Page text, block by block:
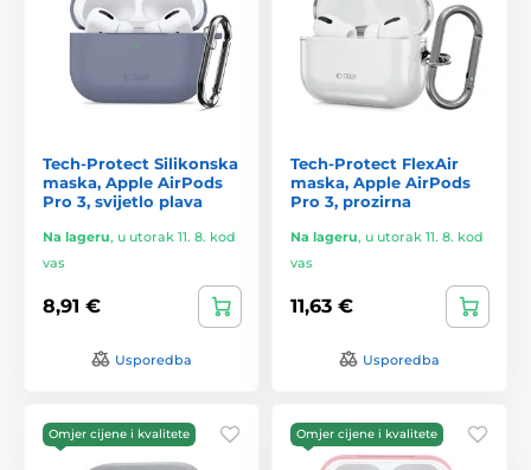
Tech-Protect Silikonska
maska, Apple AirPods
Pro 3, svijetlo plava
Na lageru, u utorak 11. 8. kod
vas
8,91 €
Usporedba
Tech-Protect FlexAir
maska, Apple AirPods
Pro 3, prozirna
Na lageru, u utorak 11. 8. kod
vas
11,63 €
Usporedba
Omjer cijene i kvalitete Omjer cijene i kvalitete